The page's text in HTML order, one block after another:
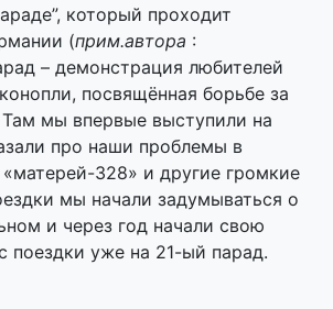
который проходит
(прим.автора ​ ​:
– демонстрация любителей
посвящённая борьбе за
мы впервые выступили на
про наши проблемы в
328» и другие громкие
мы начали задумываться о
и через год начали свою
поездки уже на 21-ый парад.